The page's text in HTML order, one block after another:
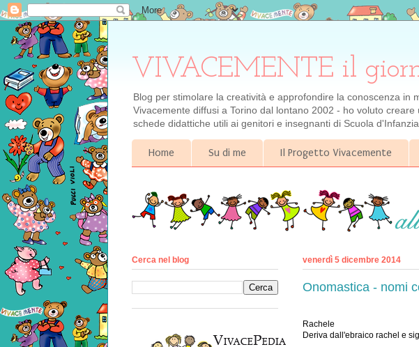
VIVACEMENTE il
Blog per stimolare la creatività e approfondire la conoscenza
Vivacemente diffusi a Torino dal lontano 2002 - ho voluto
schede didattiche utili ai genitori e insegnanti di Scuola
Home Su di me Il Progetto Vivacemente
venerdì 5 dicembre 2014
Onomastica - nomi
Rachele
Deriva dall'ebraico rachel e
Cerca nel blog